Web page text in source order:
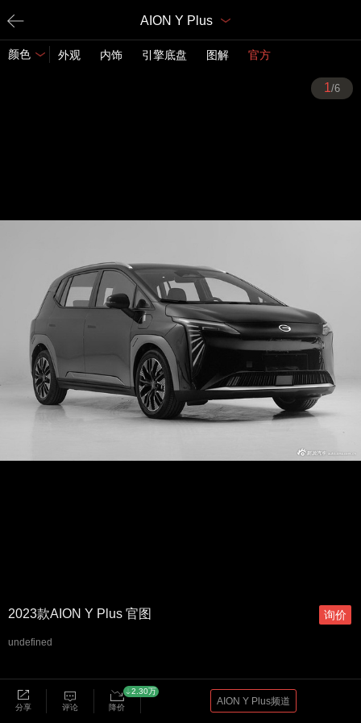
AION Y Plus
颜色 外观 内饰 引擎底盘 图解 官方
1/6
2023款AION Y Plus 官图
undefined
分享 评论 降价
2.30万
AION Y Plus频道
询价